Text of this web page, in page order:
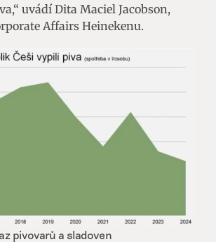
uvádí Dita Maciel Jacobson,
Affairs Heinekenu.
pivovarů a sladoven